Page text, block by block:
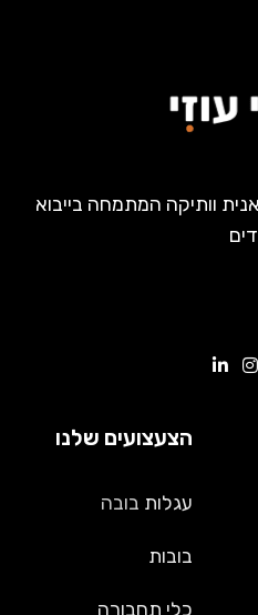
וותיקה המתמחה בייבוא
הצעצועים שלנו
עגלות בובה
בובות
כלי תחבורה